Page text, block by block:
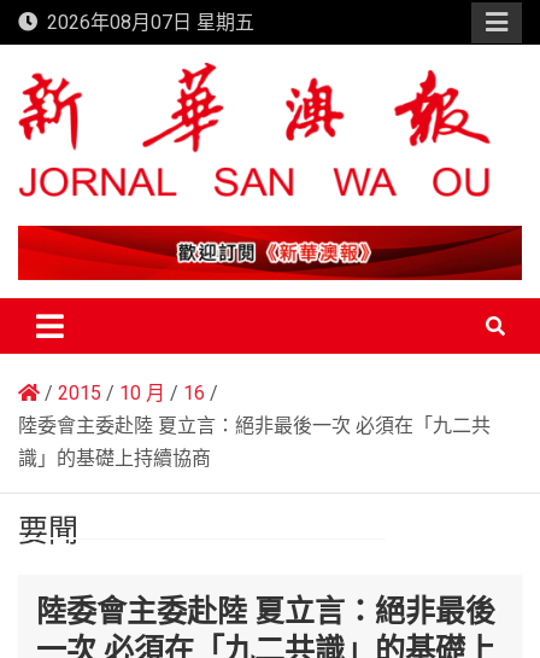
Skip
to
content
2026年08月07日 星期五
新華澳報
2015 10 月
16
陸委會主委赴陸 夏立言：絕非最後一次 必須在「九二共
識」的基礎上持續協商
要聞
陸委會主委赴陸 夏立言：絕非最後
一次 必須在「九二共識」的基礎上